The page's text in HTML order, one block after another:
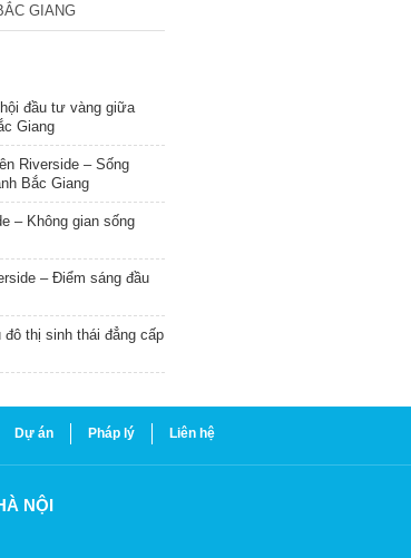
GIANG
đầu tư vàng giữa
Giang
Riverside – Sống
Bắc Giang
– Không gian sống
– Điểm sáng đầu
thị sinh thái đẳng cấp
Dự án Pháp lý Liên hệ
NỘI